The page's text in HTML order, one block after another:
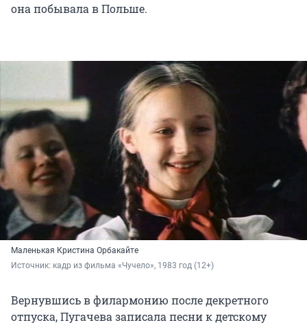
она побывала в Польше.
Маленькая Кристина Орбакайте
Источник: кадр из фильма «Чучело», 1983 год (12+)
Вернувшись в филармонию после декретного
отпуска, Пугачева записала песни к детскому